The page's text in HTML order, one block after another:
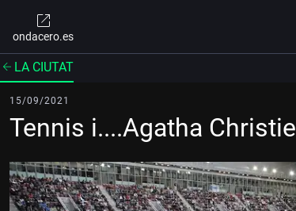
ondacero.es
LA CIUTAT
15/09/2021
Tennis i....Agatha Christie